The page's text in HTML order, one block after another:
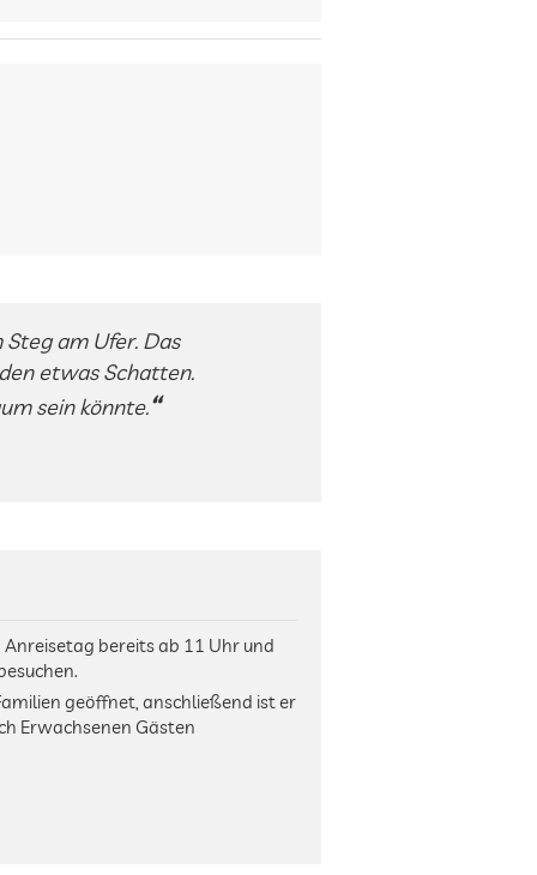
am Ufer. Das
etwas Schatten.
sein könnte.
bereits ab 11 Uhr und
geöffnet, anschließend ist er
Erwachsenen Gästen